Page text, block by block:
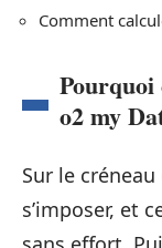
Comment
Pourquoi
o2 my
Sur le
s’imposer, et